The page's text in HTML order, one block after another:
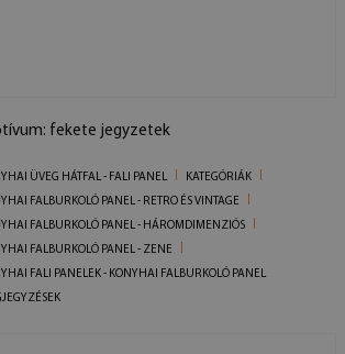
fekete jegyzetek
ÜVEG HÁTFAL - FALI PANEL
KATEGÓRIÁK
FALBURKOLÓ PANEL - RETRO ÉS VINTAGE
FALBURKOLÓ PANEL - HÁROMDIMENZIÓS
FALBURKOLÓ PANEL - ZENE
FALI PANELEK - KONYHAI FALBURKOLÓ PANEL